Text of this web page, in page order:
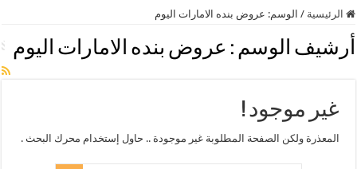
الرئيسية / الوسم: عروض بنده الامارات اليوم
أرشيف الوسم : عروض بنده الامارات اليوم
غير موجود !
المعذرة ولكن الصفحة المطلوبة غير موجودة .. حاول إستخدام محرك البحث .